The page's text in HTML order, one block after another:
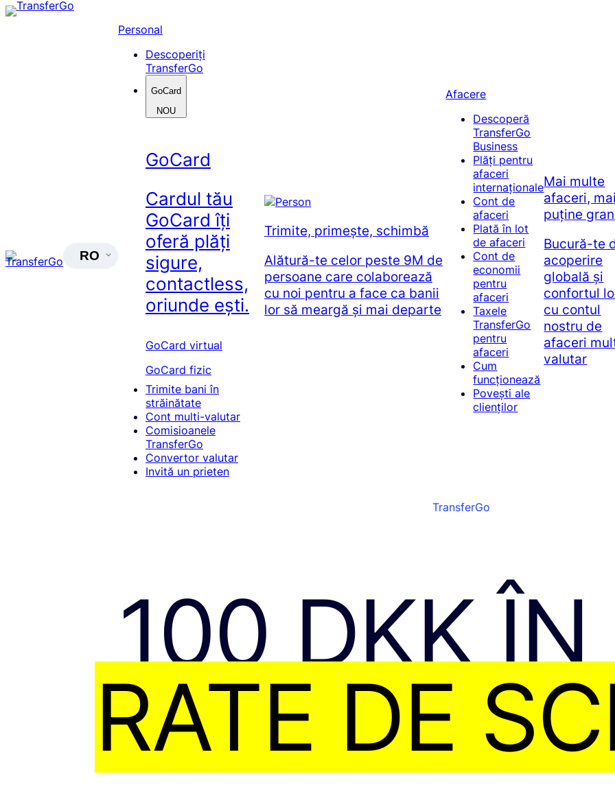
Skip
RO
Personal
Descoperiți
TransferGo
GoCard
NOU
GoCard
Cardul tău
GoCard îți
oferă plăți
sigure,
contactless,
oriunde ești.
GoCard virtual
GoCard fizic
Trimite bani în
străinătate
Cont multi-valutar
Comisioanele
TransferGo
Convertor valutar
Invită un prieten
Trimite, primește, schimbă
Alătură-te celor peste 9M de
persoane care colaborează
cu noi pentru a face ca banii
lor să meargă și mai departe
Afacere
Descoperă
TransferGo
Business
Plăți pentru
afaceri
internaționale
Cont de
afaceri
Plată în lot
de afaceri
Cont de
economii
pentru
afaceri
Taxele
TransferGo
pentru
afaceri
Cum
funcționează
Povești ale
clienților
Mai multe
afaceri,
puține
Bucură-te
acoperire
globală și
confortul
cu contul
nostru de
afaceri
valutar
TransferGo
100 DKK
RATE DE